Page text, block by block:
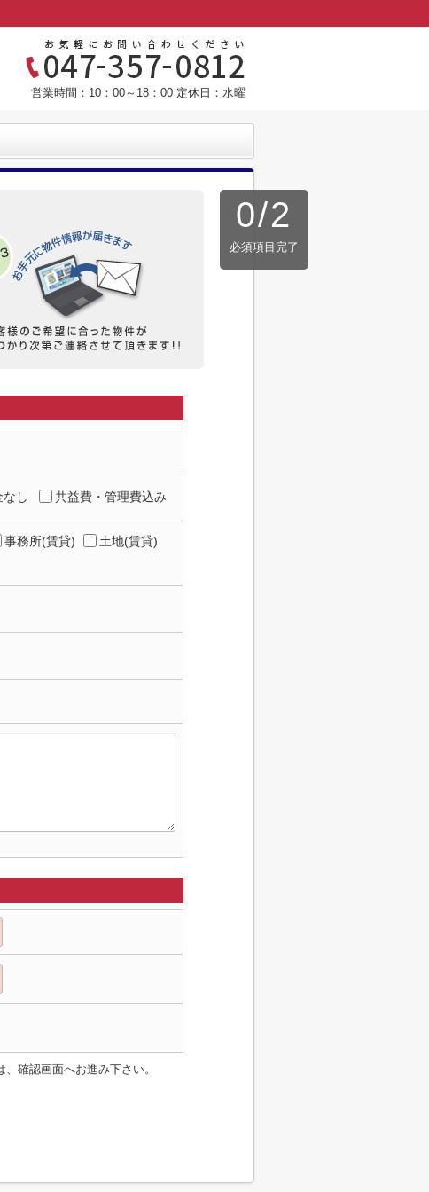
営業時間：10：00～18：00 定休日：水曜
0/2
必須項目完了
なし 共益費・管理費込み
事務所(賃貸)
土地(賃貸)
確認画面へお進み下さい。